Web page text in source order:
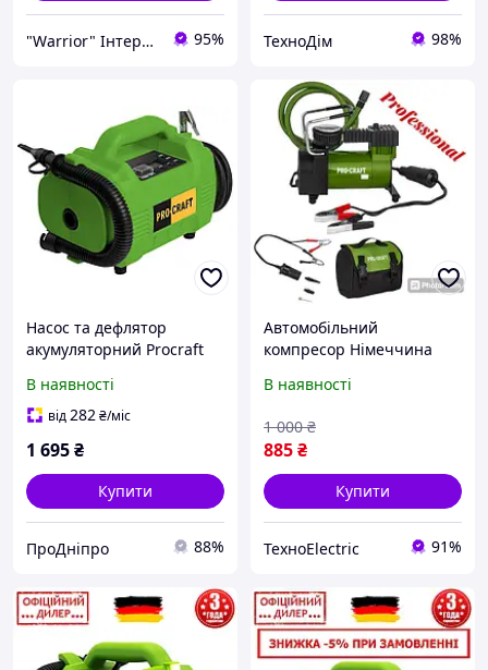
"Warrior" Інтернет-магазин електроінструментів 95% ТехноДім 98%
Насос та дефлятор
акумуляторний Procraft
В наявності
від282₴/міс
1 695₴
Купити
ПроДніпро 88%
Автомобільний
компресор Німеччина
В наявності
885₴
1 000 ₴
Купити
ТехноElectric 91%